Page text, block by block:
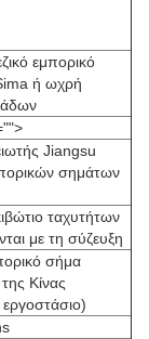
εμπορικό
ή ωχρή
Jiangsu
σημάτων
ταχυτήτων
με τη σύζευξη
σήμα
Κίνας